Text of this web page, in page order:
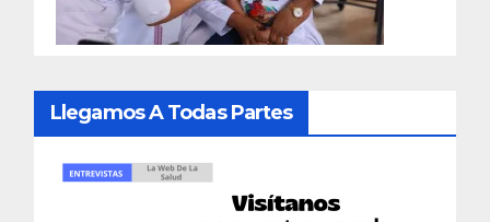
Llegamos A Todas Partes